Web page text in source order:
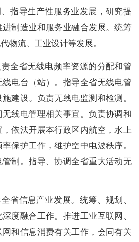
指导生产性服务业发展，研究提
制造业和服务业融合发展。统筹
物流、工业设计等发展。
全省无线电频率资源的分配和管
电台（站）。指导全省无线电管
建设。负责无线电监测和检测。
线电管理相关事宜。负责协调和
依法开展本行政区内航空，水上
保护工作，维护空中电波秩序。
制。指导、协调全省重大活动无
省信息产业发展。统筹、规划、
度融合工作。推进工业互联网、
和信息消费有关工作，会同有关